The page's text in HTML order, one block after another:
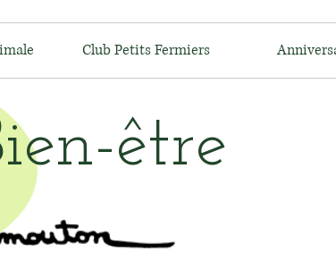
être
Club Petits Fermiers